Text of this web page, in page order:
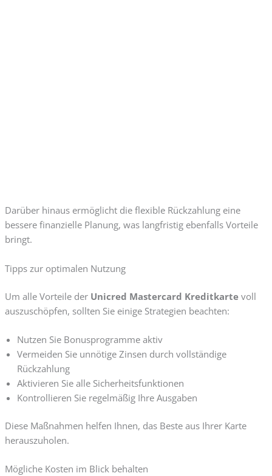
Darüber hinaus ermöglicht die flexible Rückzahlung eine
bessere finanzielle Planung, was langfristig ebenfalls Vorteile
bringt.
Tipps zur optimalen Nutzung
Um alle Vorteile der Unicred Mastercard Kreditkartevoll
auszuschöpfen, sollten Sie einige Strategien beachten:
Nutzen Sie Bonusprogramme aktiv
Vermeiden Sie unnötige Zinsen durch vollständige
Rückzahlung
Aktivieren Sie alle Sicherheitsfunktionen
Kontrollieren Sie regelmäßig Ihre Ausgaben
Diese Maßnahmen helfen Ihnen, das Beste aus Ihrer Karte
herauszuholen.
Mögliche Kosten im Blick behalten